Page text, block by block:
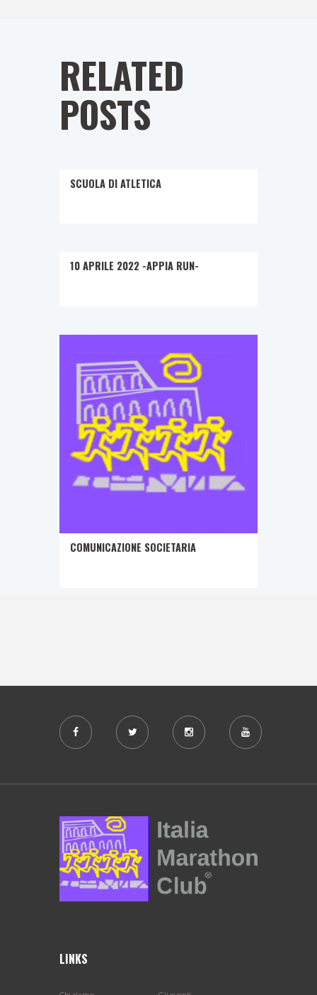
RELATED
POSTS
SCUOLA DI ATLETICA
10 APRILE 2022 -APPIA RUN-
COMUNICAZIONE SOCIETARIA
LINKS